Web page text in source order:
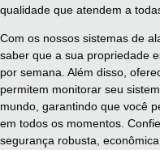
qualidade que atendem a
Com os nossos sistemas de
saber que a sua propriedade
por semana. Além disso,
permitem monitorar seu
mundo, garantindo que você
em todos os momentos.
segurança robusta,